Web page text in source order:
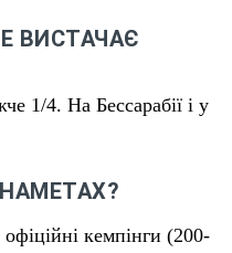
ВИСТАЧАЄ
1/4. На Бессарабії і у
кемпінги (200-